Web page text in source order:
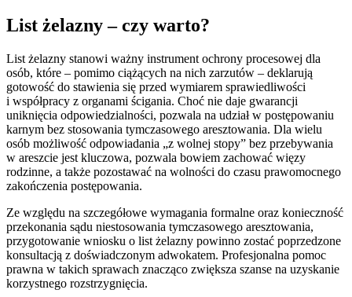
List żelazny – czy warto?
List żelazny stanowi ważny instrument ochrony procesowej dla
osób, które – pomimo ciążących na nich zarzutów – deklarują
gotowość do stawienia się przed wymiarem sprawiedliwości
i współpracy z organami ścigania. Choć nie daje gwarancji
uniknięcia odpowiedzialności, pozwala na udział w postępowaniu
karnym bez stosowania tymczasowego aresztowania. Dla wielu
osób możliwość odpowiadania „z wolnej stopy” bez przebywania
w areszcie jest kluczowa, pozwala bowiem zachować więzy
rodzinne, a także pozostawać na wolności do czasu prawomocnego
zakończenia postępowania.
Ze względu na szczegółowe wymagania formalne oraz konieczność
przekonania sądu niestosowania tymczasowego aresztowania,
przygotowanie wniosku o list żelazny powinno zostać poprzedzone
konsultacją z doświadczonym adwokatem. Profesjonalna pomoc
prawna w takich sprawach znacząco zwiększa szanse na uzyskanie
korzystnego rozstrzygnięcia.